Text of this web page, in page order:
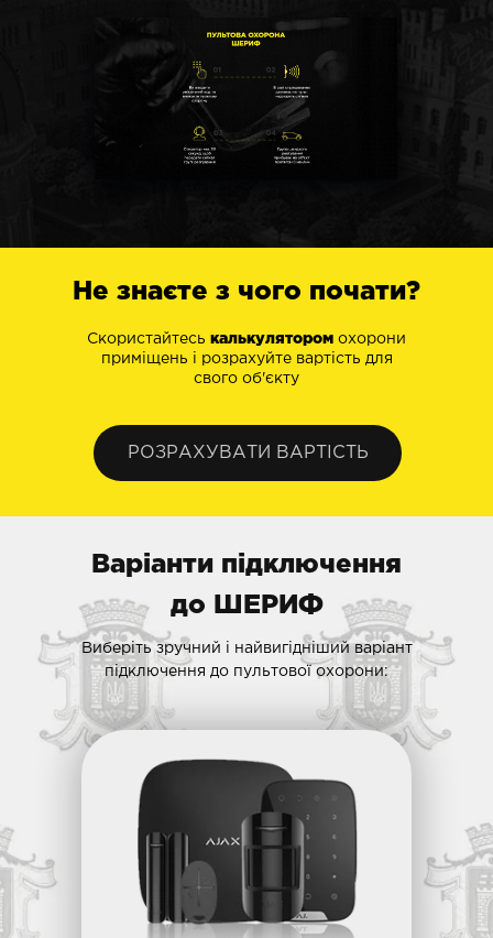
Не знаєте з чого почати?
Скористайтесь калькулятором охорони
приміщень і розрахуйте вартість для
свого об'єкту
РОЗРАХУВАТИ ВАРТІСТЬ
Варіанти підключення
до ШЕРИФ
Виберіть зручний і найвигідніший варіант
підключення до пультової охорони: